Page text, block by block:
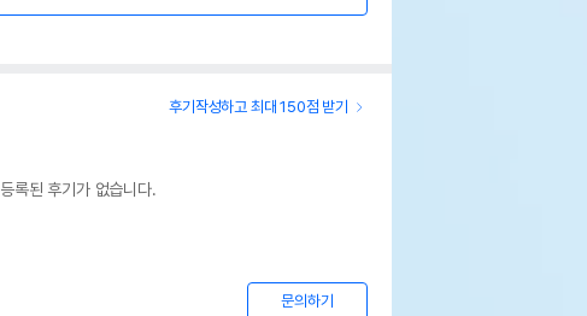
후기작성하고 최대 150점 받기
등록된 후기가 없습니다.
문의하기